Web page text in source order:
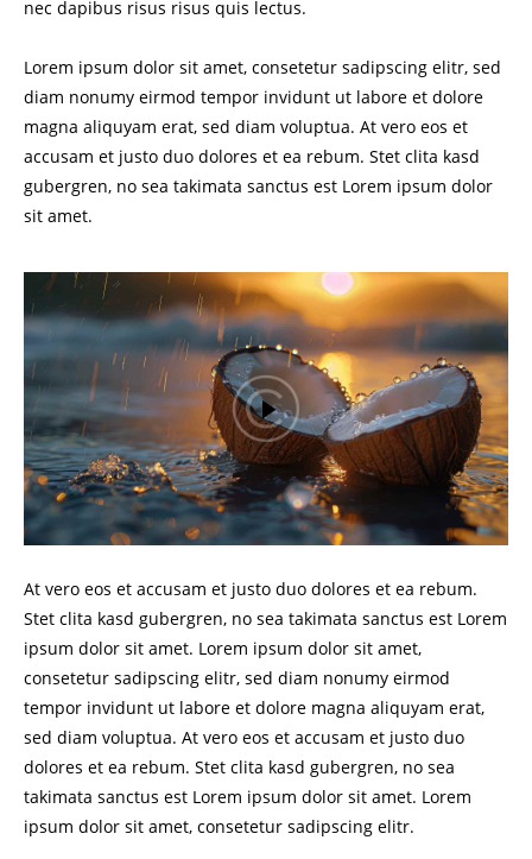
nec dapibus risus risus quis lectus.
Lorem ipsum dolor sit amet, consetetur sadipscing elitr, sed
diam nonumy eirmod tempor invidunt ut labore et dolore
magna aliquyam erat, sed diam voluptua. At vero eos et
accusam et justo duo dolores et ea rebum. Stet clita kasd
gubergren, no sea takimata sanctus est Lorem ipsum dolor
sit amet.
At vero eos et accusam et justo duo dolores et ea rebum.
Stet clita kasd gubergren, no sea takimata sanctus est Lorem
ipsum dolor sit amet. Lorem ipsum dolor sit amet,
consetetur sadipscing elitr, sed diam nonumy eirmod
tempor invidunt ut labore et dolore magna aliquyam erat,
sed diam voluptua. At vero eos et accusam et justo duo
dolores et ea rebum. Stet clita kasd gubergren, no sea
takimata sanctus est Lorem ipsum dolor sit amet. Lorem
ipsum dolor sit amet, consetetur sadipscing elitr.